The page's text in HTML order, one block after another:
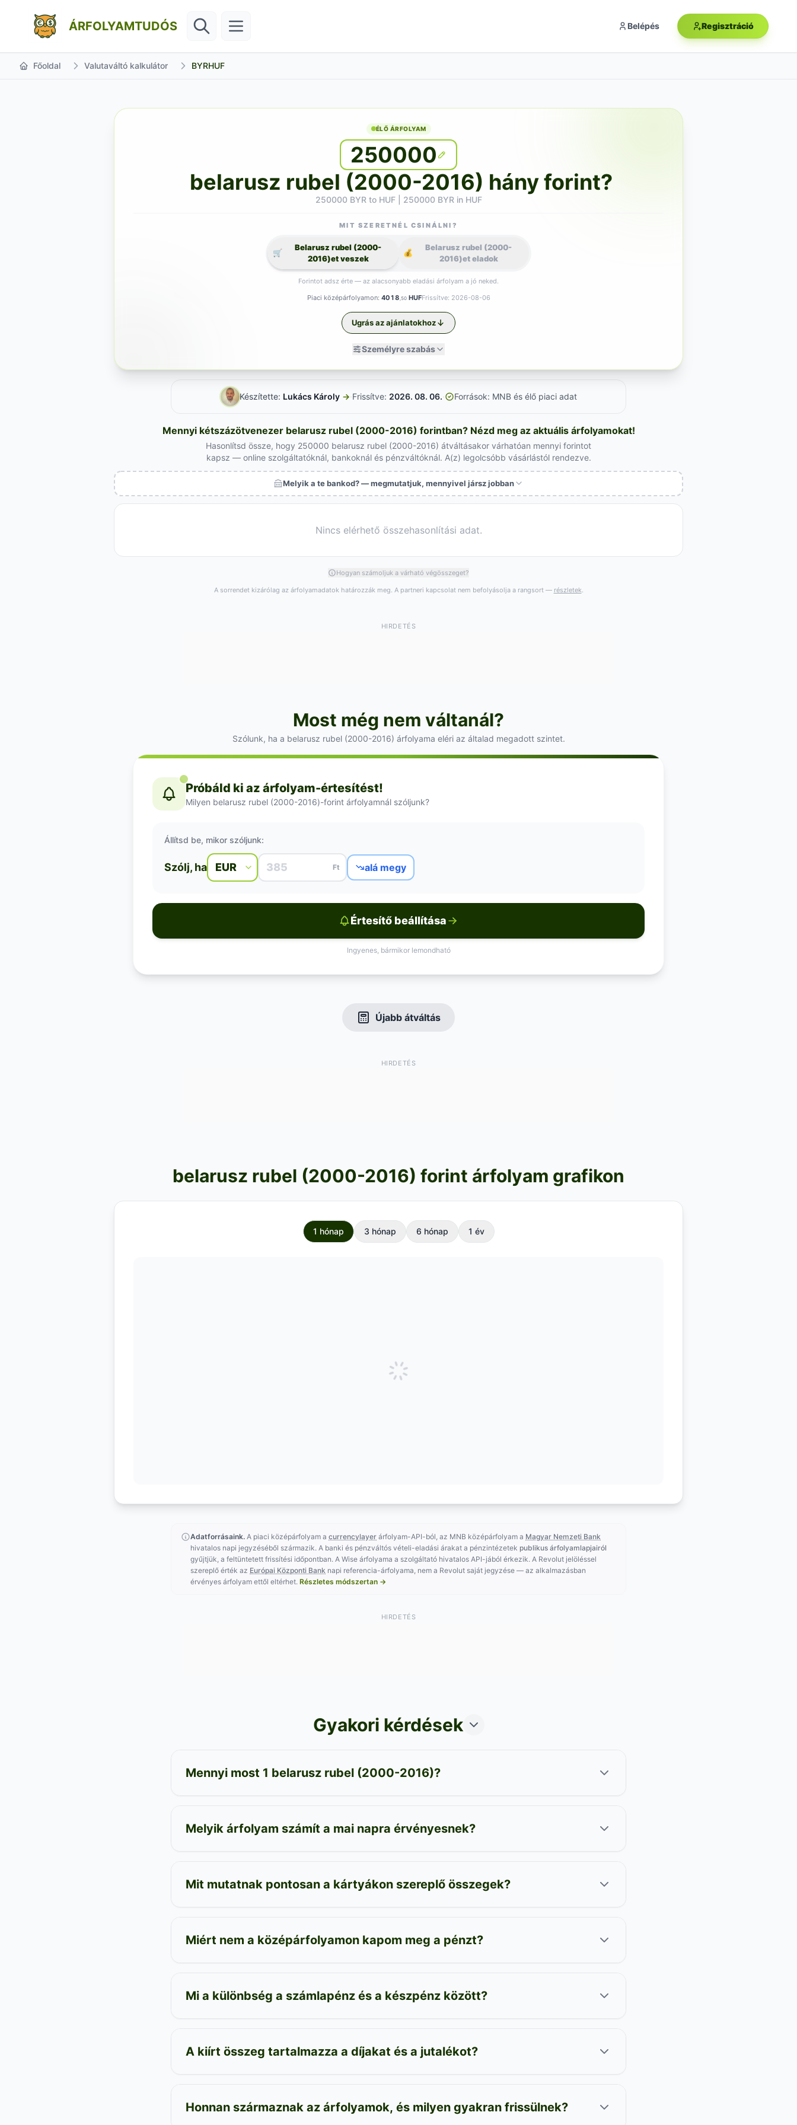
ÁRFOLYAMTUDÓS Belépés Regisztráció
Főoldal Valutaváltó kalkulátor BYRHUF
ÉLŐ ÁRFOLYAM
250000
belarusz rubel (2000-2016) hány forint?
250000 BYR to HUF | 250000 BYR in HUF
Piaci középárfolyamon: 4018 ,50HUFFrissítve: 2026-08-06
Személyre szabás
MIT SZERETNÉL CSINÁLNI?
🛒
Belarusz rubel (2000-
2016)et veszek
💰
Belarusz rubel (2000-
2016)et eladok
Forintot adsz érte — az alacsonyabb eladási árfolyam a jó neked.
Ugrás az ajánlatokhoz
Készítette: Lukács Károly →·Frissítve: 2026. 08. 06.· Források: MNB és élő piaci adat
Mennyi kétszázötvenezer belarusz rubel (2000-2016) forintban? Nézd meg az aktuális árfolyamokat!
Hasonlítsd össze, hogy 250000 belarusz rubel (2000-2016) átváltásakor várhatóan mennyi forintot
kapsz — online szolgáltatóknál, bankoknál és pénzváltóknál. A(z) legolcsóbb vásárlástól rendezve.
Melyik a te bankod? — megmutatjuk, mennyivel jársz jobban
Nincs elérhető összehasonlítási adat.
Hogyan számoljuk a várható végösszeget?
A sorrendet kizárólag az árfolyamadatok határozzák meg. A partneri kapcsolat nem befolyásolja a rangsort — részletek
HIRDETÉS
Most még nem váltanál?
Szólunk, ha a belarusz rubel (2000-2016) árfolyama eléri az általad megadott szintet.
Próbáld ki az árfolyam-értesítést!
Milyen belarusz rubel (2000-2016)-forint árfolyamnál szóljunk?
Állítsd be, mikor szóljunk:
Szólj, ha Ft alá megy
Értesítő beállítása
Ingyenes, bármikor lemondható
Újabb átváltás
HIRDETÉS
belarusz rubel (2000-2016) forint árfolyam grafikon
1 hónap 3 hónap 6 hónap 1 év
Adatforrásaink. A piaci középárfolyam a currencylayer árfolyam-API-ból, az MNB középárfolyam a Magyar Nemzeti Bank
hivatalos napi jegyzéséből származik. A banki és pénzváltós vételi-eladási árakat a pénzintézetek publikus árfolyamlapjairól
gyűjtjük, a feltüntetett frissítési időpontban. A Wise árfolyama a szolgáltató hivatalos API-jából érkezik. A Revolut jelöléssel
szereplő érték az Európai Központi Bank napi referencia-árfolyama, nem a Revolut saját jegyzése — az alkalmazásban
érvényes árfolyam ettől eltérhet. Részletes módszertan →
HIRDETÉS
Gyakori kérdések
Mennyi most 1 belarusz rubel (2000-2016)?
Melyik árfolyam számít a mai napra érvényesnek?
Mit mutatnak pontosan a kártyákon szereplő összegek?
Miért nem a középárfolyamon kapom meg a pénzt?
Mi a különbség a számlapénz és a készpénz között?
A kiírt összeg tartalmazza a díjakat és a jutalékot?
Honnan származnak az árfolyamok, és milyen gyakran frissülnek?